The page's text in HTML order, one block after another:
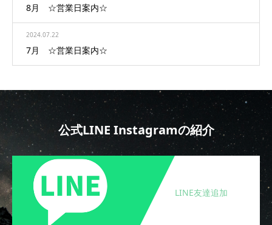
8月 ☆営業日案内☆
2024.07.22
7月 ☆営業日案内☆
公式LINE Instagramの紹介
LINE友達追加